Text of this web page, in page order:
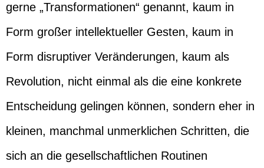
gerne „Transformationen“ genannt, kaum in
Form großer intellektueller Gesten, kaum in
Form disruptiver Veränderungen, kaum als
Revolution, nicht einmal als die eine konkrete
Entscheidung gelingen können, sondern eher in
kleinen, manchmal unmerklichen Schritten, die
sich an die gesellschaftlichen Routinen